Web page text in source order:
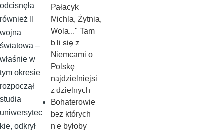
odcisnęła
również II
wojna
światowa –
właśnie w
tym okresie
rozpoczął
studia
uniwersytec
kie, odkrył
Pałacyk
Michla, Żytnia,
Wola..." Tam
bili się z
Niemcami o
Polskę
najdzielniejsi
z dzielnych
Bohaterowie
bez których
nie byłoby